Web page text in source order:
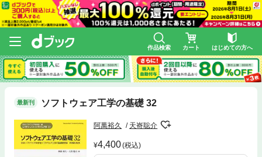
作品検索 カート はじめての方へ
最新刊 ソフトウェア工学の基礎 32
阿萬裕久 天㟢聡介
4,400(税込)